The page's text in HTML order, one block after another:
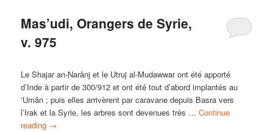
Mas’udi, Orangers de Syrie,
v. 975
Le Shajar an-Narânj et le Utruj al-Mudawwar ont été apporté
d’Inde à partir de 300/912 et ont été tout d’abord implantés au
‘Umân ; puis elles arrivèrent par caravane depuis Basra vers
l’Irak et la Syrie, les arbres sont devenues très …Continue
reading →